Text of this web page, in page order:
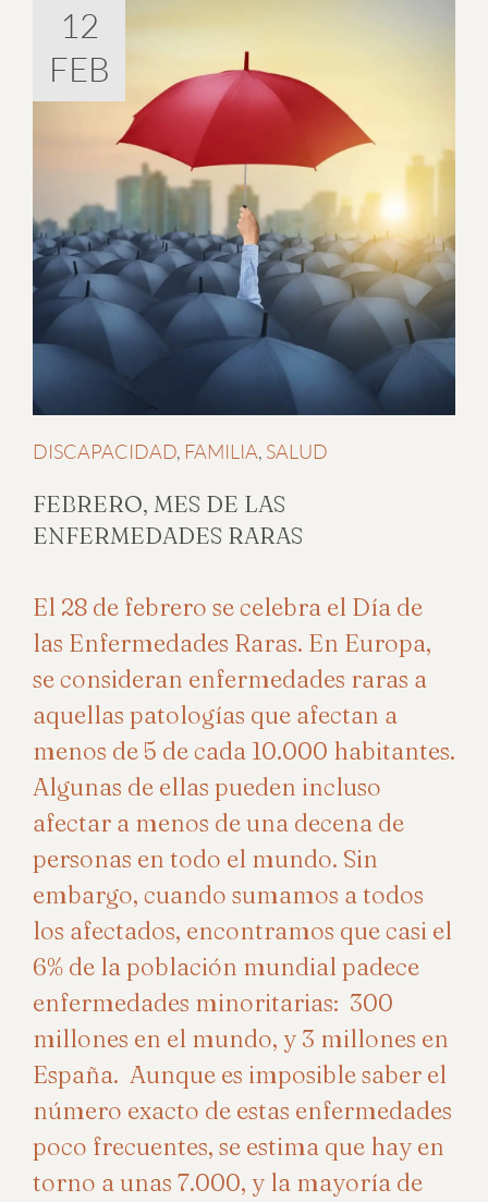
12
FEB
DISCAPACIDAD, FAMILIA, SALUD
FEBRERO, MES DE LAS
ENFERMEDADES RARAS
El 28 de febrero se celebra el Día de
las Enfermedades Raras. En Europa,
se consideran enfermedades raras a
aquellas patologías que afectan a
menos de 5 de cada 10.000 habitantes.
Algunas de ellas pueden incluso
afectar a menos de una decena de
personas en todo el mundo. Sin
embargo, cuando sumamos a todos
los afectados, encontramos que casi el
6% de la población mundial padece
enfermedades minoritarias: 300
millones en el mundo, y 3 millones en
España. Aunque es imposible saber el
número exacto de estas enfermedades
poco frecuentes, se estima que hay en
torno a unas 7.000, y la mayoría de